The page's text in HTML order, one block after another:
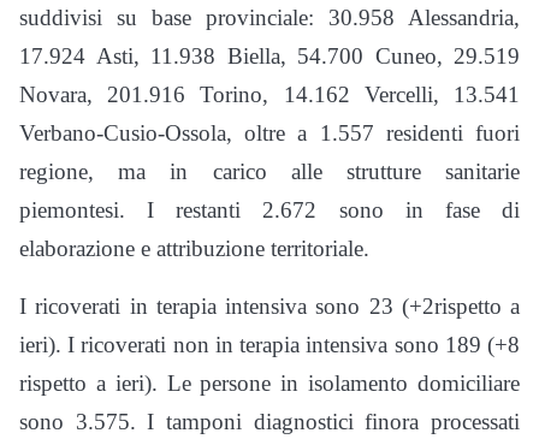
suddivisi su base provinciale: 30.958 Alessandria,
17.924 Asti, 11.938 Biella, 54.700 Cuneo, 29.519
Novara, 201.916 Torino, 14.162 Vercelli, 13.541
Verbano-Cusio-Ossola, oltre a 1.557 residenti fuori
regione, ma in carico alle strutture sanitarie
piemontesi. I restanti 2.672 sono in fase di
elaborazione e attribuzione territoriale.
I ricoverati in terapia intensiva sono 23 (+2rispetto a
ieri). I ricoverati non in terapia intensiva sono 189 (+8
rispetto a ieri). Le persone in isolamento domiciliare
sono 3.575. I tamponi diagnostici finora processati